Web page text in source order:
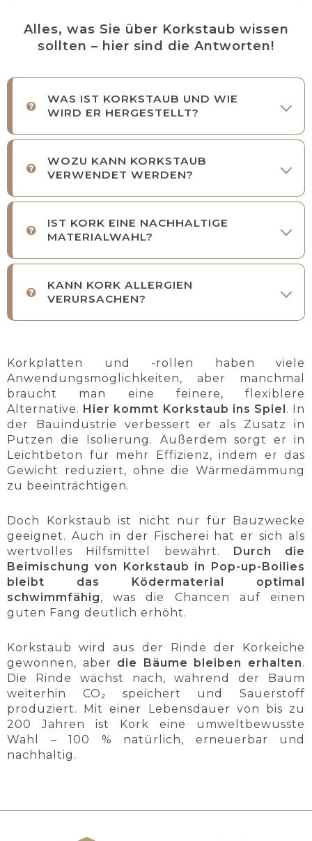
Alles, was Sie über Korkstaub wissen
sollten – hier sind die Antworten!
WAS IST KORKSTAUB UND WIE
WIRD ER HERGESTELLT?
WOZU KANN KORKSTAUB
VERWENDET WERDEN?
IST KORK EINE NACHHALTIGE
MATERIALWAHL?
KANN KORK ALLERGIEN
VERURSACHEN?
Korkplatten und -rollen haben viele
Anwendungsmöglichkeiten, aber manchmal
braucht man eine feinere, flexiblere
Alternative. Hier kommt Korkstaub ins Spiel . In
der Bauindustrie verbessert er als Zusatz in
Putzen die Isolierung. Außerdem sorgt er in
Leichtbeton für mehr Effizienz, indem er das
Gewicht reduziert, ohne die Wärmedämmung
zu beeinträchtigen.
Doch Korkstaub ist nicht nur für Bauzwecke
geeignet. Auch in der Fischerei hat er sich als
wertvolles Hilfsmittel bewährt.
Durch die
Beimischung von Korkstaub in Pop-up-Boilies
bleibt das Ködermaterial optimal
schwimmfähig, was die Chancen auf einen
guten Fang deutlich erhöht.
Korkstaub wird aus der Rinde der Korkeiche
gewonnen, aber die Bäume bleiben erhalten.
Die Rinde wächst nach, während der Baum
weiterhin CO₂ speichert und Sauerstoff
produziert. Mit einer Lebensdauer von bis zu
200 Jahren ist Kork eine umweltbewusste
Wahl – 100 % natürlich, erneuerbar und
nachhaltig.